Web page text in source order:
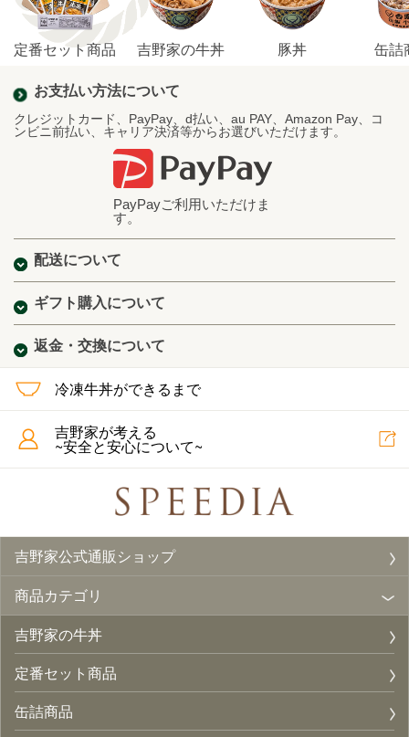
定番セット商品 吉野家の牛丼 豚丼 缶詰
お支払い方法について
クレジットカード、PayPay、d払い、au PAY、Amazon Pay、コ
ンビニ前払い、キャリア決済等からお選びいただけます。
PayPayご利用いただけま
す。
配送について
ギフト購入について
返金・交換について
冷凍牛丼ができるまで
吉野家が考える
~安全と安心について~
吉野家公式通販ショップ
商品カテゴリ
吉野家の牛丼
定番セット商品
缶詰商品